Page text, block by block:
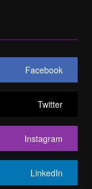
Facebook
Twitter
Instagram
LinkedIn